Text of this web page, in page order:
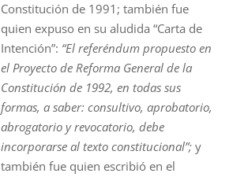
Constitución de 1991; también fue
quien expuso en su aludida “Carta de
Intención”: “El referéndum propuesto en
el Proyecto de Reforma General de la
Constitución de 1992, en todas sus
formas, a saber: consultivo, aprobatorio,
abrogatorio y revocatorio, debe
incorporarse al texto constitucional”;y
también fue quien escribió en el